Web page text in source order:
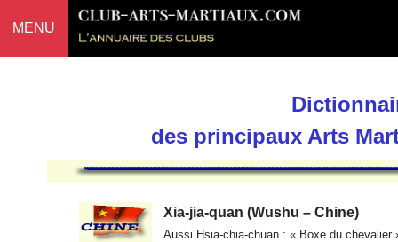
MENU
des principaux Arts
Xia-jia-quan (Wushu – Chine)
Aussi Hsia-chia-chuan : « Boxe du